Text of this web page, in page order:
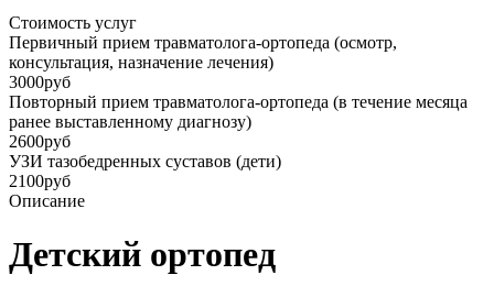
Стоимость услуг
Первичный прием травматолога-ортопеда (осмотр,
консультация, назначение лечения)
3000руб
Повторный прием травматолога-ортопеда (в течение месяца
ранее выставленному диагнозу)
2600руб
УЗИ тазобедренных суставов (дети)
2100руб
Описание
Детский ортопед